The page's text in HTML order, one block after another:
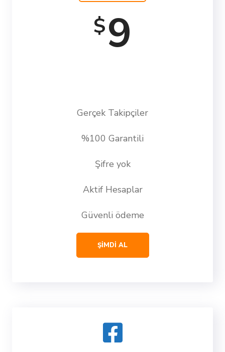
$9
Gerçek Takipçiler
%100 Garantili
Şifre yok
Aktif Hesaplar
Güvenli ödeme
ŞİMDİ AL